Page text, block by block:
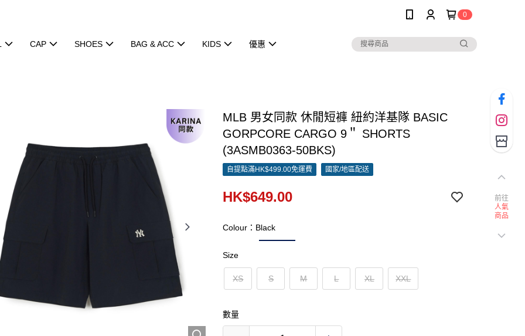
0
CAP SHOES BAG & ACC KIDS 優惠
MLB 男女同款 休閒短褲 紐約洋基隊 BASIC
GORPCORE CARGO 9＂ SHORTS
(3ASMB0363-50BKS)
自提點滿HK$499.00免運費 國家/地區配送
HK$649.00
Colour：Black
Size
XS S M L XL XXL
數量
前往
人氣
商品